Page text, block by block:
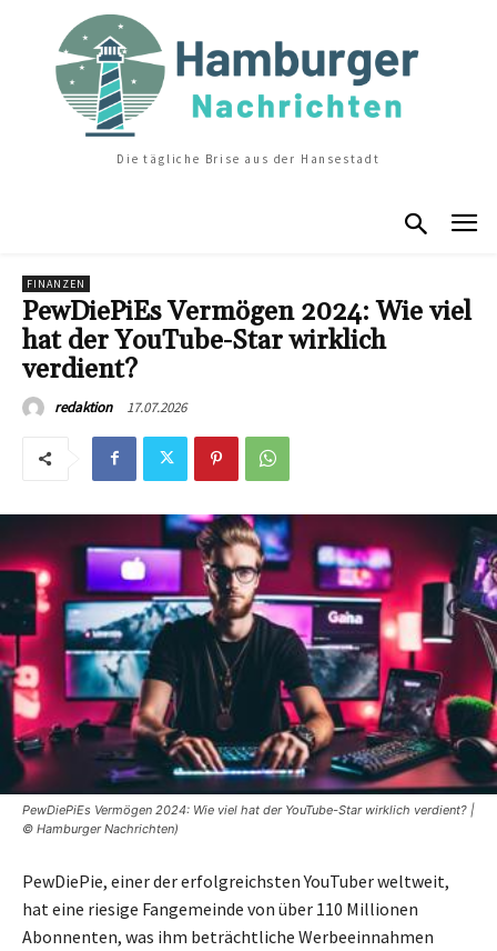
Die tägliche Brise aus der Hansestadt
FINANZEN
PewDiePiEs Vermögen 2024: Wie viel
hat der YouTube-Star wirklich
verdient?
redaktion 17.07.2026
PewDiePiEs Vermögen 2024: Wie viel hat der YouTube-Star wirklich verdient? |
© Hamburger Nachrichten)
PewDiePie, einer der erfolgreichsten YouTuber weltweit,
hat eine riesige Fangemeinde von über 110 Millionen
Abonnenten, was ihm beträchtliche Werbeeinnahmen